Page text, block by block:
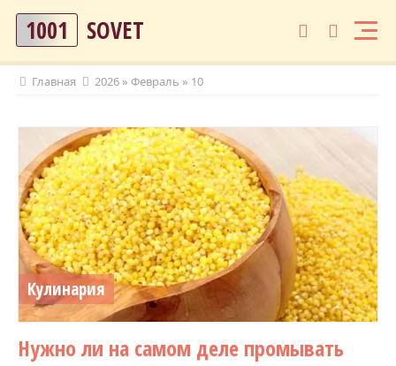
1001 SOVET
Главная 2026 » Февраль » 10
Кулинария
Нужно ли на самом деле промывать